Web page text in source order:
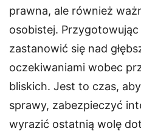
prawna, ale również
osobistej. Przygotowując
zastanowić się nad
oczekiwaniami wobec
bliskich. Jest to czas,
sprawy, zabezpieczyć
wyrazić ostatnią wolę